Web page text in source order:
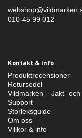
010-45 99 012
Kontakt & info
Produktrecensioner
Retursedel
Vildmarken – Jakt-
Support
Storleksguide
Om oss
Villkor & info